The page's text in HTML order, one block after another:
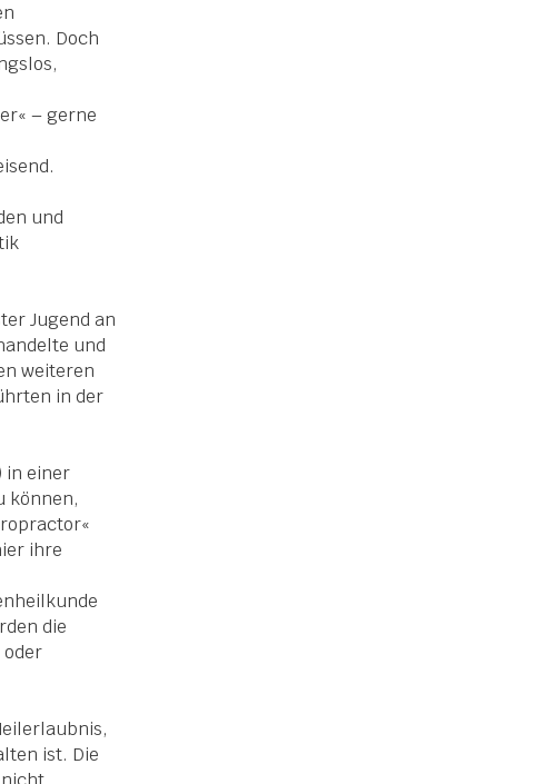
Doch
– gerne
und
Jugend an
und
weiteren
in der
in einer
können,
ihre
die
ist. Die